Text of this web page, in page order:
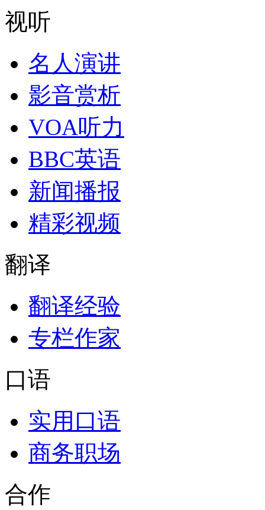
视听
名人演讲
影音赏析
VOA听力
BBC英语
新闻播报
精彩视频
翻译
翻译经验
专栏作家
口语
实用口语
商务职场
合作